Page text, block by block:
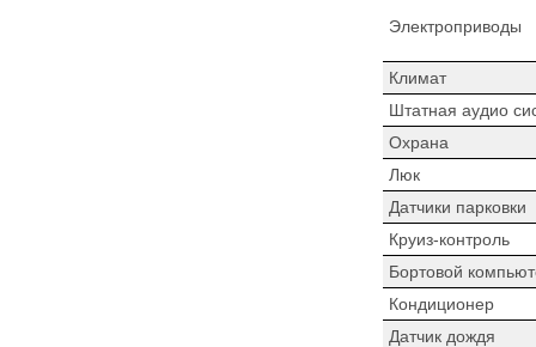
Электроприводы
Климат
Штатная аудио
Охрана
Люк
Датчики парковки
Круиз-контроль
Бортовой
Кондиционер
Датчик дождя